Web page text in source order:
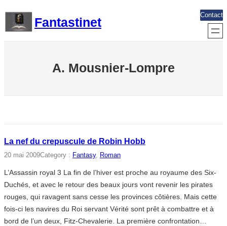
contenu
Fantastinet
Contact
A. Mousnier-Lompre
La nef du crepuscule de Robin Hobb
20 mai 2009Category : Fantasy, Roman
L’Assassin royal 3 La fin de l’hiver est proche au royaume des Six-
Duchés, et avec le retour des beaux jours vont revenir les pirates
rouges, qui ravagent sans cesse les provinces côtières. Mais cette
fois-ci les navires du Roi servant Vérité sont prêt à combattre et à
bord de l’un deux, Fitz-Chevalerie. La première confrontation…